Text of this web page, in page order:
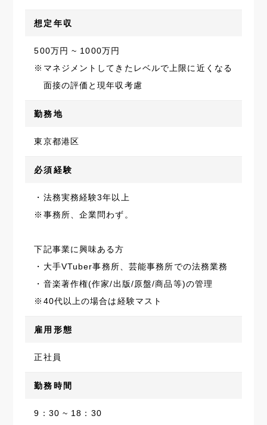
想定年収
500万円 ~ 1000万円
※マネジメントしてきたレベルで上限に近くなる
面接の評価と現年収考慮
勤務地
東京都港区
必須経験
・法務実務経験3年以上
※事務所、企業問わず。
下記事業に興味ある方
・大手VTuber事務所、芸能事務所での法務業務
・音楽著作権(作家/出版/原盤/商品等)の管理
※40代以上の場合は経験マスト
雇用形態
正社員
勤務時間
9：30 ~ 18：30